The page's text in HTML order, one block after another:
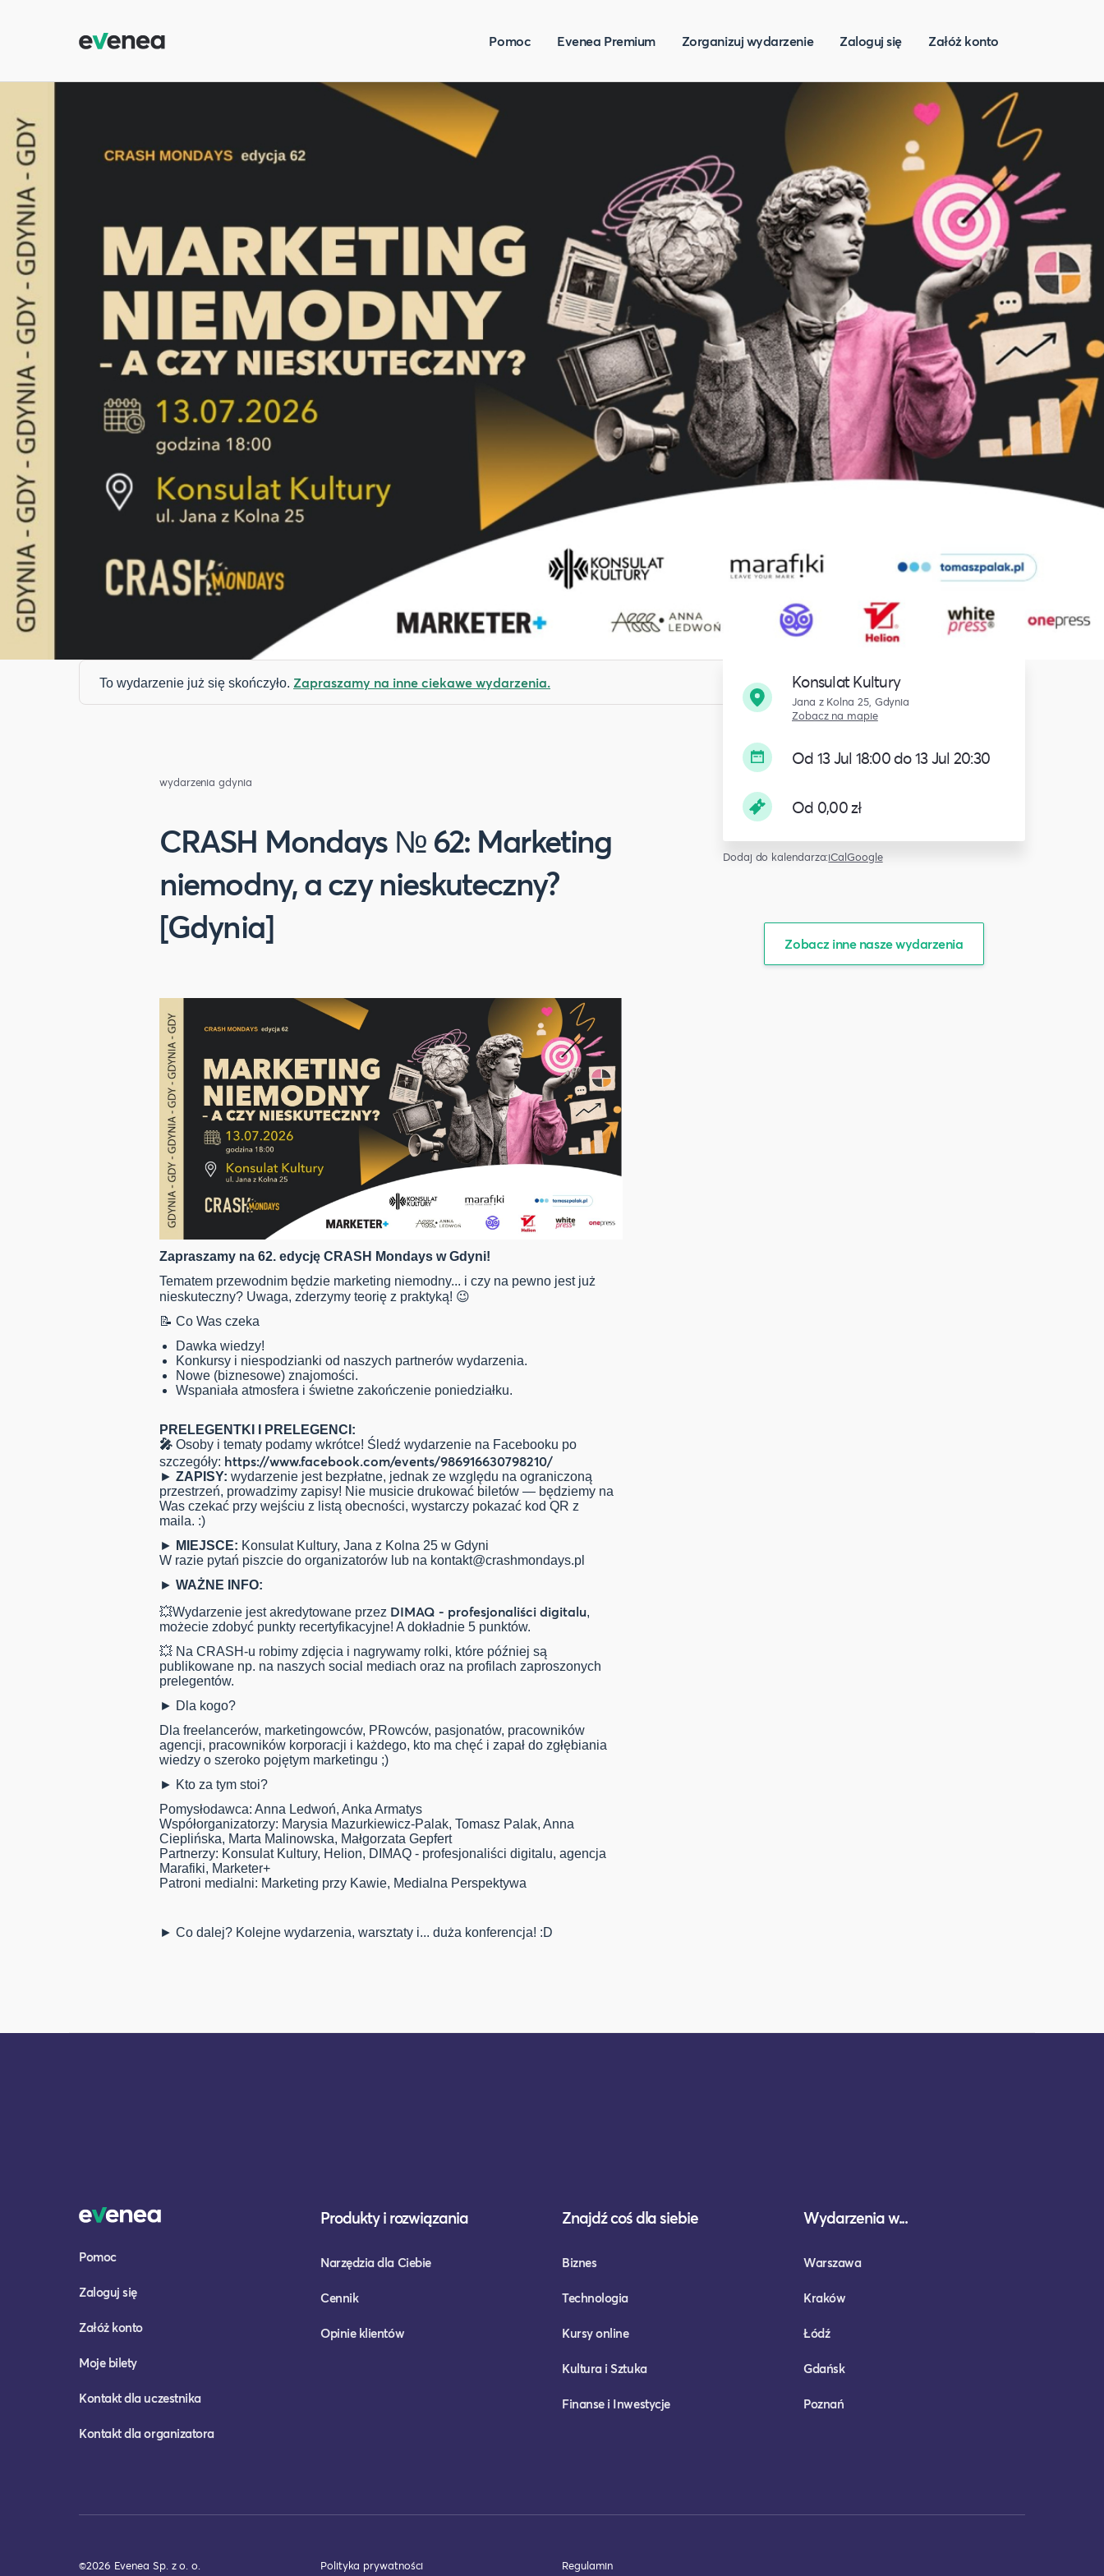
Pomoc Evenea Premium Zorganizuj wydarzenie Zaloguj się Załóż konto
To wydarzenie już się skończyło. Zapraszamy na inne ciekawe wydarzenia.
wydarzenia gdynia
CRASH Mondays № 62: Marketing
niemodny, a czy nieskuteczny?
[Gdynia]
Zapraszamy na 62. edycję CRASH Mondays w Gdyni!
Tematem przewodnim będzie marketing niemodny... i czy na pewno jest już
nieskuteczny? Uwaga, zderzymy teorię z praktyką! 😉
📝 Co Was czeka
Dawka wiedzy!
Konkursy i niespodzianki od naszych partnerów wydarzenia.
Nowe (biznesowe) znajomości.
Wspaniała atmosfera i świetne zakończenie poniedziałku.
PRELEGENTKI I PRELEGENCI:
🎤 Osoby i tematy podamy wkrótce! Śledź wydarzenie na Facebooku po
szczegóły: https://www.facebook.com/events/986916630798210/
► ZAPISY: wydarzenie jest bezpłatne, jednak ze względu na ograniczoną
przestrzeń, prowadzimy zapisy! Nie musicie drukować biletów — będziemy na
Was czekać przy wejściu z listą obecności, wystarczy pokazać kod QR z
maila. :)
► MIEJSCE: Konsulat Kultury, Jana z Kolna 25 w Gdyni
W razie pytań piszcie do organizatorów lub na kontakt@crashmondays.pl
► WAŻNE INFO:
💥Wydarzenie jest akredytowane przez DIMAQ - profesjonaliści digitalu,
możecie zdobyć punkty recertyfikacyjne! A dokładnie 5 punktów.
💥 Na CRASH-u robimy zdjęcia i nagrywamy rolki, które później są
publikowane np. na naszych social mediach oraz na profilach zaproszonych
prelegentów.
► Dla kogo?
Dla freelancerów, marketingowców, PRowców, pasjonatów, pracowników
agencji, pracowników korporacji i każdego, kto ma chęć i zapał do zgłębiania
wiedzy o szeroko pojętym marketingu ;)
► Kto za tym stoi?
Pomysłodawca: Anna Ledwoń, Anka Armatys
Współorganizatorzy: Marysia Mazurkiewicz-Palak, Tomasz Palak, Anna
Cieplińska, Marta Malinowska, Małgorzata Gepfert
Partnerzy: Konsulat Kultury, Helion, DIMAQ - profesjonaliści digitalu, agencja
Marafiki, Marketer+
Patroni medialni: Marketing przy Kawie, Medialna Perspektywa
► Co dalej? Kolejne wydarzenia, warsztaty i... duża konferencja! :D
Konsulat Kultury
Jana z Kolna 25, Gdynia
Zobacz na mapie
Od 13 Jul 18:00 do 13 Jul 20:30
Od 0,00 zł
Dodaj do kalendarza:iCalGoogle
Zobacz inne nasze wydarzenia
Pomoc
Zaloguj się
Załóż konto
Moje bilety
Kontakt dla uczestnika
Kontakt dla organizatora
Produkty i rozwiązania
Narzędzia dla Ciebie
Cennik
Opinie klientów
Znajdź coś dla siebie
Biznes
Technologia
Kursy online
Kultura i Sztuka
Finanse i Inwestycje
Wydarzenia w...
Warszawa
Kraków
Łódź
Gdańsk
Poznań
©2026 Evenea Sp. z o. o. Polityka prywatności Regulamin